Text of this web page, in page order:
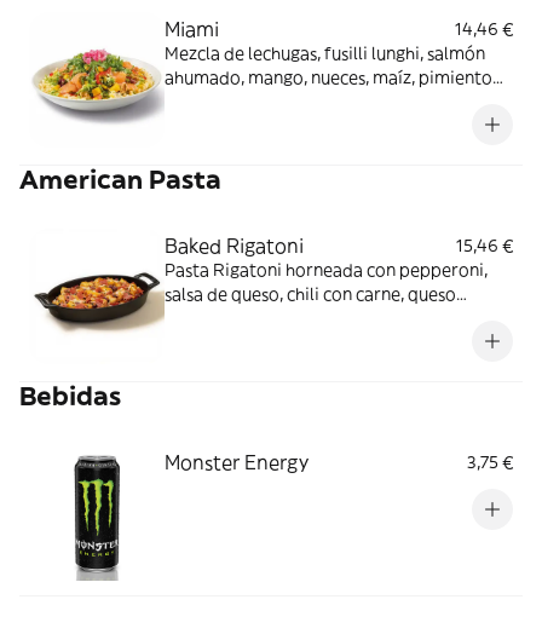
Miami
14,46 €
Mezcla de lechugas, fusilli lunghi, salmón
ahumado, mango, nueces, maíz, pimiento
congelados a Tª < de -20ºC, mínimo 24
American Pasta
Baked Rigatoni
15,46 €
Pasta Rigatoni horneada con pepperoni,
salsa de queso, chili con carne, queso
Bebidas
Monster Energy 3,75 €